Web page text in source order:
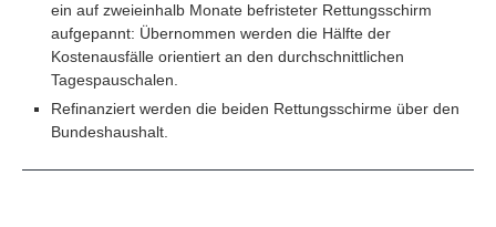
ein auf zweieinhalb Monate befristeter Rettungsschirm
aufgepannt: Übernommen werden die Hälfte der
Kostenausfälle orientiert an den durchschnittlichen
Tagespauschalen.
Refinanziert werden die beiden Rettungsschirme über den
Bundeshaushalt.